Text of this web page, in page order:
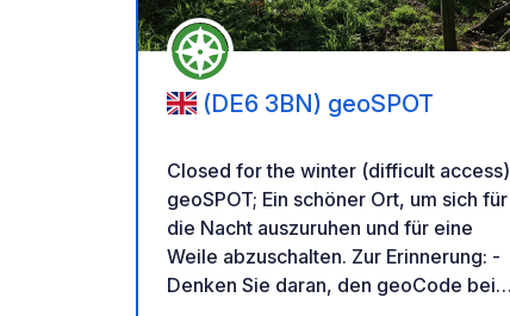
(DE6 3BN) geoSPOT
Closed for the winter (difficult access)
geoSPOT; Ein schöner Ort, um sich für
die Nacht auszuruhen und für eine
Weile abzuschalten. Zur Erinnerung: -
Denken Sie daran, den geoCode bei